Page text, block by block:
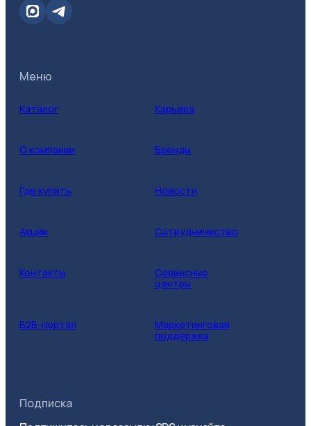
Меню
Каталог Карьера
О компании Бренды
Где купить Новости
Акции Сотрудничество
Контакты
Сервисные
центры
B2B-портал
Маркетинговая
поддержка
Подписка